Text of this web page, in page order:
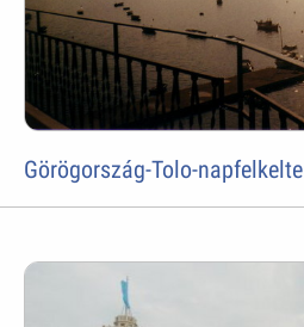
Görögország-Tolo-napfelkelte